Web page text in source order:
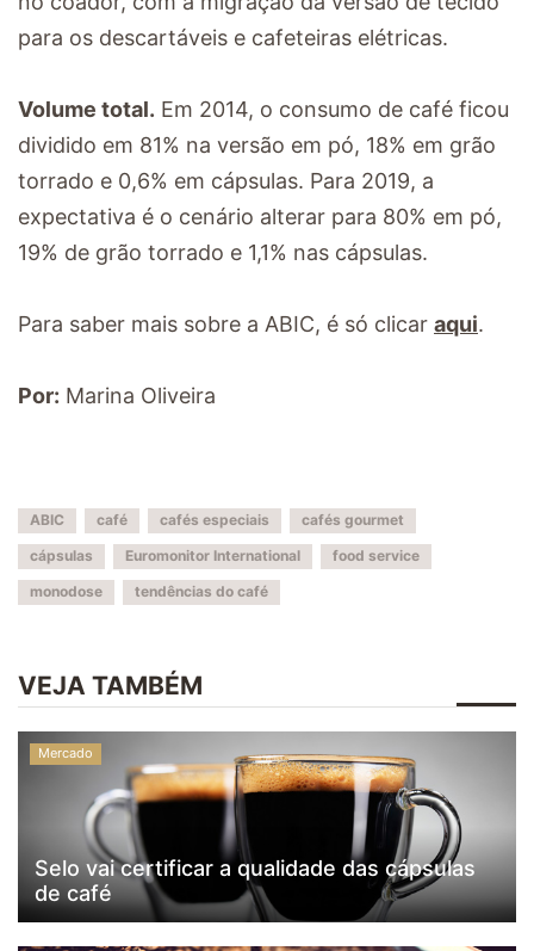
para os descartáveis e cafeteiras elétricas.
Volume total. Em 2014, o consumo de café ficou
dividido em 81% na versão em pó, 18% em grão
torrado e 0,6% em cápsulas. Para 2019, a
expectativa é o cenário alterar para 80% em pó,
19% de grão torrado e 1,1% nas cápsulas.
Para saber mais sobre a ABIC, é só clicar aqui.
Por: Marina Oliveira
ABIC café cafés especiais
cafés gourmet
cápsulas
Euromonitor International
food service
monodose
tendências do café
VEJA TAMBÉM
Mercado
Selo vai certificar a qualidade das cápsulas
de café